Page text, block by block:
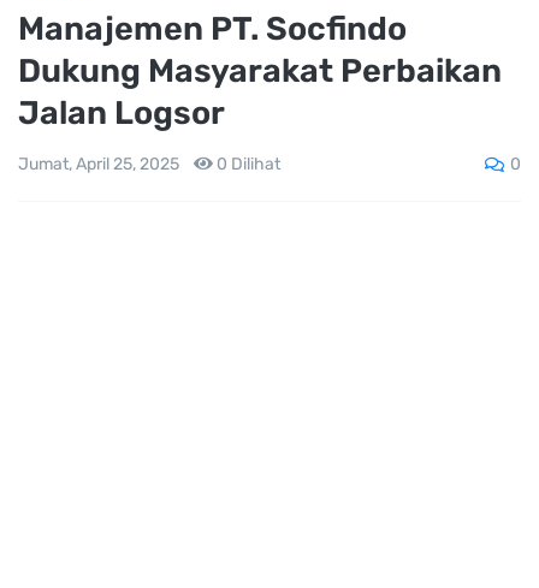
Manajemen PT. Socfindo
Dukung Masyarakat Perbaikan
Jalan Logsor
Jumat, April 25, 2025 0 Dilihat 0